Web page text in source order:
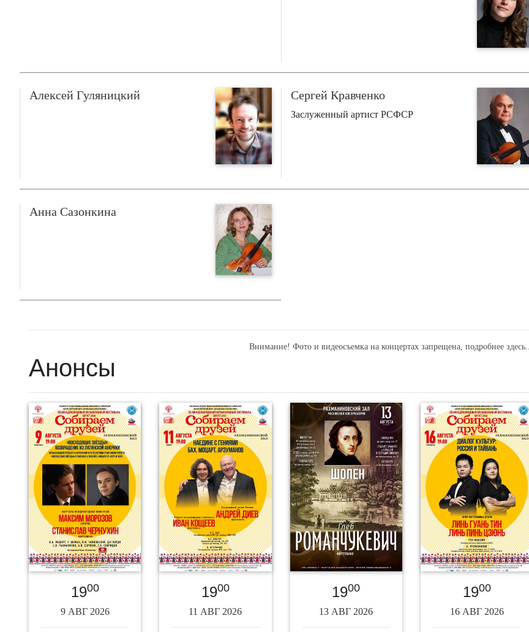
Алексей Гуляницкий Сергей Кравченко
Заслуженный артист РСФСР
Анна Сазонкина
Внимание! Фото и видеосъемка на концертах запрещена,подробнее здесь...
Анонсы
1900
9 АВГ 2026
1900
11 АВГ 2026
1900
13 АВГ 2026
1900
16 АВГ 2026